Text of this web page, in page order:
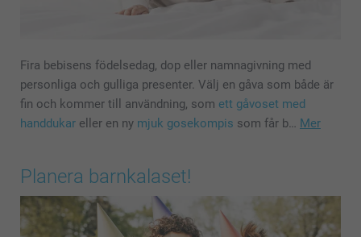
Fira bebisens födelsedag, dop eller namnagivning med
personliga och gulliga presenter. Välj en gåva som både är
fin och kommer till användning, som ett gåvoset med
handdukar eller en ny mjuk gosekompis som får b… Mer
Planera barnkalaset!